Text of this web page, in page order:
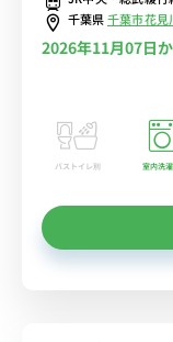
利用可/秋葉原・新宿
心」でのショッピン
千葉県千葉市花見
2026年11月07日
バストイレ別 室内洗